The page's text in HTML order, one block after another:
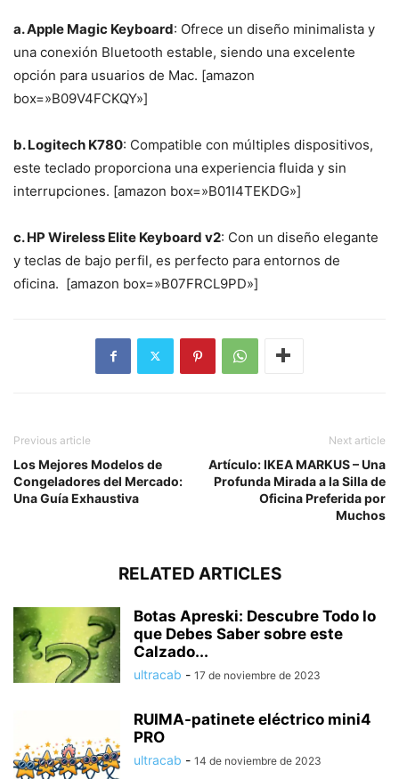
a. Apple Magic Keyboard: Ofrece un diseño minimalista y
una conexión Bluetooth estable, siendo una excelente
opción para usuarios de Mac. [amazon
box=»B09V4FCKQY»]
b. Logitech K780: Compatible con múltiples dispositivos,
este teclado proporciona una experiencia fluida y sin
interrupciones. [amazon box=»B01I4TEKDG»]
c. HP Wireless Elite Keyboard v2: Con un diseño elegante
y teclas de bajo perfil, es perfecto para entornos de
oficina. [amazon box=»B07FRCL9PD»]
Previous article
Los Mejores Modelos de
Congeladores del Mercado:
Una Guía Exhaustiva
Next article
Artículo: IKEA MARKUS – Una
Profunda Mirada a la Silla de
Oficina Preferida por
Muchos
RELATED ARTICLES
Botas Apreski: Descubre Todo lo
que Debes Saber sobre este
Calzado...
ultracab - 17 de noviembre de 2023
RUIMA-patinete eléctrico mini4
PRO
ultracab - 14 de noviembre de 2023